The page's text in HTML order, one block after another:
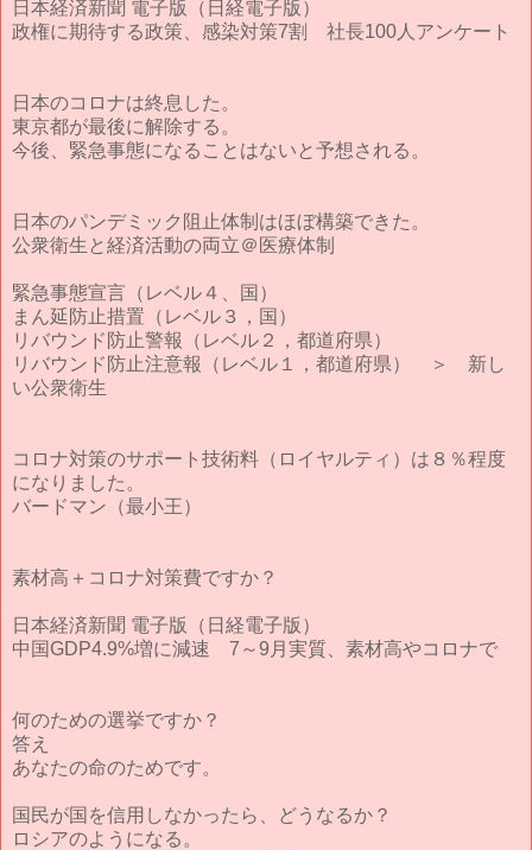
日本経済新聞 電子版（日経電子版）
政権に期待する政策、感染対策7割 社長100人アンケート
日本のコロナは終息した。
東京都が最後に解除する。
今後、緊急事態になることはないと予想される。
日本のパンデミック阻止体制はほぼ構築できた。
公衆衛生と経済活動の両立＠医療体制
緊急事態宣言（レベル４、国）
まん延防止措置（レベル３，国）
リバウンド防止警報（レベル２，都道府県）
リバウンド防止注意報（レベル１，都道府県） ＞ 新し
い公衆衛生
コロナ対策のサポート技術料（ロイヤルティ）は８％程度
になりました。
バードマン（最小王）
素材高＋コロナ対策費ですか？
日本経済新聞 電子版（日経電子版）
中国GDP4.9%増に減速 7～9月実質、素材高やコロナで
何のための選挙ですか？
答え
あなたの命のためです。
国民が国を信用しなかったら、どうなるか？
ロシアのようになる。